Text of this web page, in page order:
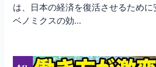
は、日本の経済を復活させるため
ベノミクスの効…